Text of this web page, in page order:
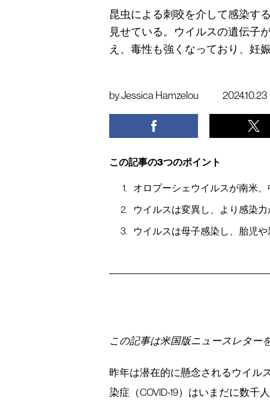
昆虫による刺咬を介して感染す
見せている。ウイルスの遺伝子
え、毒性も強くなっており、妊
byJessica Hamzelou 2024.10.23
この記事の3つのポイント
オロプーシェウイルスが南米
ウイルスは変異し、より感染
ウイルスは母子感染し、胎児
この記事は米国版ニュースレター
昨年は潜在的に懸念されるウイル
染症（COVID-19）はいまだに数千